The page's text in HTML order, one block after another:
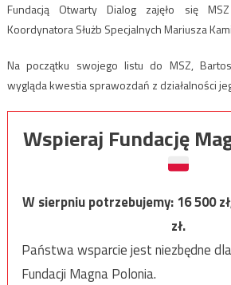
Fundacją Otwarty Dialog zajęło się
Koordynatora Służb Specjalnych Mariusza
Na początku swojego listu do MSZ,
wygląda kwestia sprawozdań z działalności
Wspieraj Fundację
W sierpniu potrzebujemy:16 500
zł.
Państwa wsparcie jest niezbędne
Fundacji Magna Polonia.